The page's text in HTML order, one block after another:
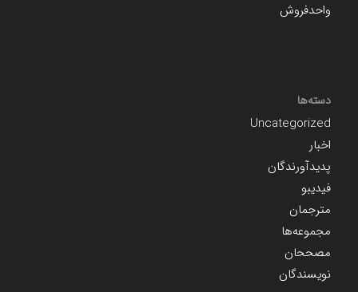
واحدفروش
دسته‌ها
Uncategorized
اخبار
پدیدآورندگان
فیدیبو
مترجمان
مجموعه‌ها
مصححان
نویسندگان